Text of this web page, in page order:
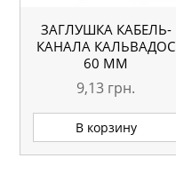
ЗАГЛУШКА КАБЕЛЬ-
КАНАЛА КАЛЬВАДОС
60 ММ
9,13 грн.
В корзину